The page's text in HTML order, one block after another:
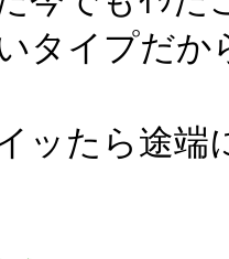
タイプだ
ッたら途端